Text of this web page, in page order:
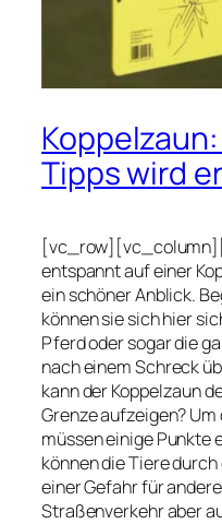
Tipps wird
entspannt auf einer
ein schöner Anblick.
können sie sich hier
Pferd oder sogar die
nach einem Schreck
kann der Koppelzaun
Grenze aufzeigen?
müssen einige Punkte
können die Tiere
einer Gefahr für
Straßenverkehr aber